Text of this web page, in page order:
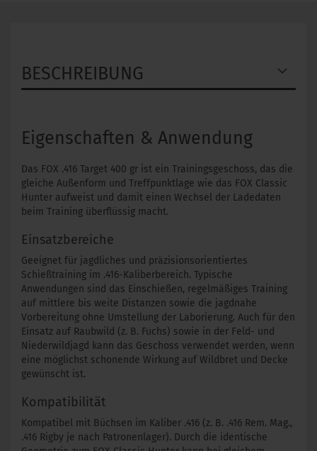
BESCHREIBUNG
Eigenschaften & Anwendung
Das FOX .416 Target 400 gr ist ein Trainingsgeschoss, das die
gleiche Außenform und Treffpunktlage wie das FOX Classic
Hunter aufweist und damit einen Wechsel der Ladedaten
beim Training überflüssig macht.
Einsatzbereiche
Geeignet für jagdliches und präzisionsorientiertes
Schießtraining im .416-Kaliberbereich. Typische
Anwendungen sind das Einschießen, regelmäßiges Training
auf mittlere bis weite Distanzen sowie die jagdnahe
Vorbereitung ohne Umstellung der Laborierung. Auch für den
Einsatz auf Raubwild (z. B. Fuchs) sowie in der Feld- und
Niederwildjagd kann das Geschoss verwendet werden, wenn
eine möglichst schonende Wirkung auf Wildbret und Decke
gewünscht ist.
Kompatibilität
Kompatibel mit Büchsen im Kaliber .416 (z. B. .416 Rem. Mag.,
.416 Rigby je nach Patronenlager). Durch die identische